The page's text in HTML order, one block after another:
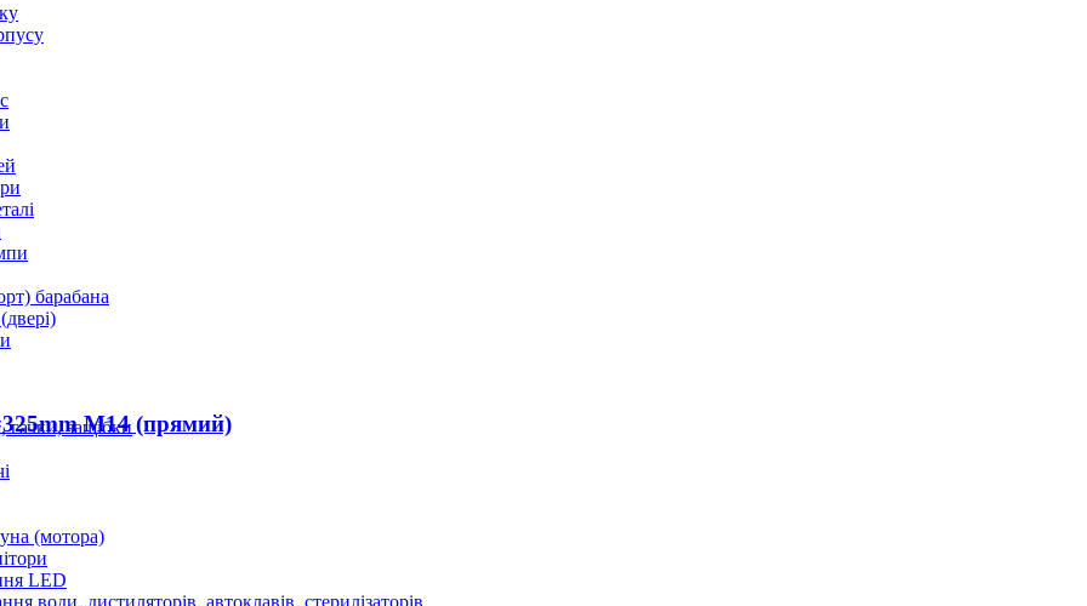
барабана
защібки
(мотора)
LED
води, дистиляторів, автоклавів, стерилізаторів
M14 (прямий)